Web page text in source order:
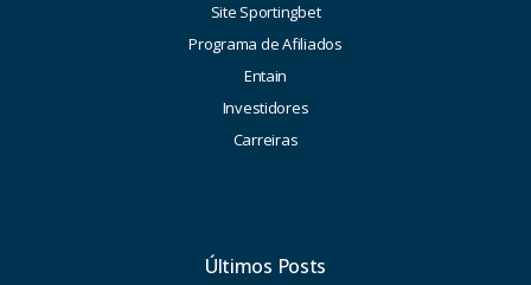
Site Sportingbet
Programa de Afiliados
Entain
Investidores
Carreiras
Últimos Posts